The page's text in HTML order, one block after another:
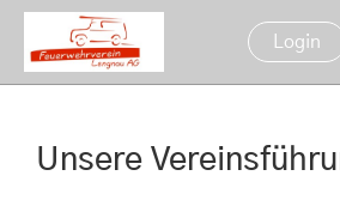
Login
Unsere